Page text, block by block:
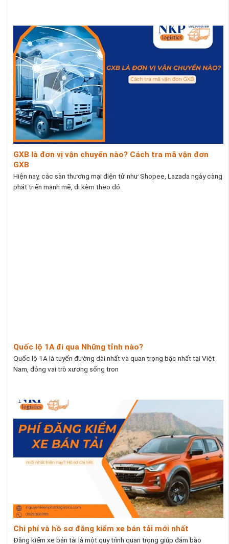
GXB là đơn vị vận chuyển nào? Cách tra mã vận đơn
GXB
Hiện nay, các sàn thương mại điện tử như Shopee, Lazada ngày càng
phát triển mạnh mẽ, đi kèm theo đó
Quốc lộ 1A đi qua Những tỉnh nào?
Quốc lộ 1A là tuyến đường dài nhất và quan trọng bậc nhất tại Việt
Nam, đóng vai trò xương sống tron
Chi phí và hồ sơ đăng kiểm xe bán tải mới nhất
Đăng kiểm xe bán tải là một quy trình quan trọng giúp đảm bảo